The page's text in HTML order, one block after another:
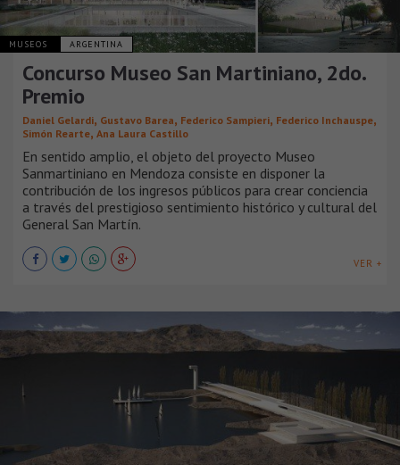
MUSEOS ARGENTINA
Concurso Museo San Martiniano, 2do.
Premio
Daniel Gelardi, Gustavo Barea, Federico Sampieri, Federico Inchauspe,
Simón Rearte,Ana Laura Castillo
En sentido amplio, el objeto del proyecto Museo
Sanmartiniano en Mendoza consiste en disponer la
contribución de los ingresos públicos para crear conciencia
a través del prestigioso sentimiento histórico y cultural del
General San Martín.
VER +